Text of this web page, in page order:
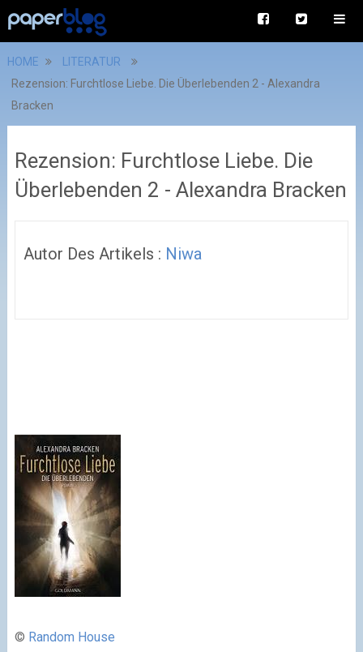
HOME
LITERATUR
Rezension: Furchtlose Liebe. Die Überlebenden 2 - Alexandra
Bracken
Rezension: Furchtlose Liebe. Die
Überlebenden 2 - Alexandra Bracken
Autor Des Artikels : Niwa
© Random House